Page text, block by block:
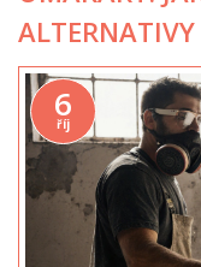
6
říj